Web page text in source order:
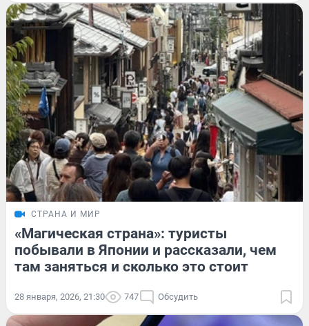
СТРАНА И МИР
«Магическая страна»: туристы
побывали в Японии и рассказали, чем
там заняться и сколько это стоит
28 января, 2026, 21:30 747 Обсудить